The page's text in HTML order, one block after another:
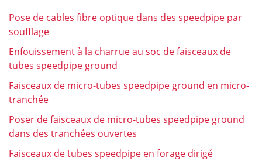
Pose de cables fibre optique dans des speedpipe par
soufflage
Enfouissement à la charrue au soc de faisceaux de
tubes speedpipe ground
Faisceaux de micro-tubes speedpipe ground en micro-
tranchée
Poser de faisceaux de micro-tubes speedpipe ground
dans des tranchées ouvertes
Faisceaux de tubes speedpipe en forage dirigé